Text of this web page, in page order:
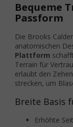
Bequeme
Passform
Die Brooks
anatomischen
Plattform
Terrain für
erlaubt den
strecken, um
Breite Basis
Erhöhte